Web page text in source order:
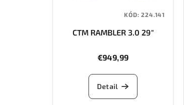
CTM RAMBLER 3.0 29"
€949,99
Detail
KÓD:224.141